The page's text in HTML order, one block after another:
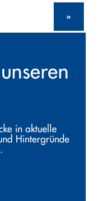
»
in aktuelle
Hintergründe